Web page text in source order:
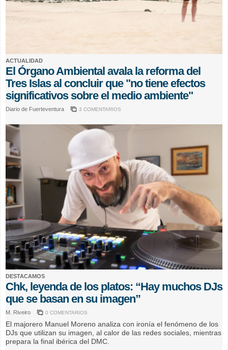
ACTUALIDAD
El Órgano Ambiental avala la reforma del
Tres Islas al concluir que "no tiene efectos
significativos sobre el medio ambiente"
Diario de Fuerteventura 3 COMENTARIOS
DESTACAMOS
Chk, leyenda de los platos: “Hay muchos DJs
que se basan en su imagen”
M. Riveiro 0 COMENTARIOS
El majorero Manuel Moreno analiza con ironía el fenómeno de los
DJs que utilizan su imagen, al calor de las redes sociales, mientras
prepara la final ibérica del DMC.